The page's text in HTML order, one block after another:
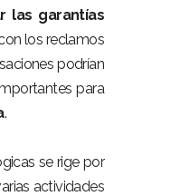
las garantías
los reclamos
podrían
para
.
se rige por
actividades